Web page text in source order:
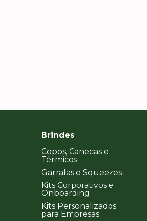
Brindes
Copos, Canecas e
Térmicos
Garrafas e Squeezes
Kits Corporativos e
Onboarding
Kits Personalizados
para Empresas